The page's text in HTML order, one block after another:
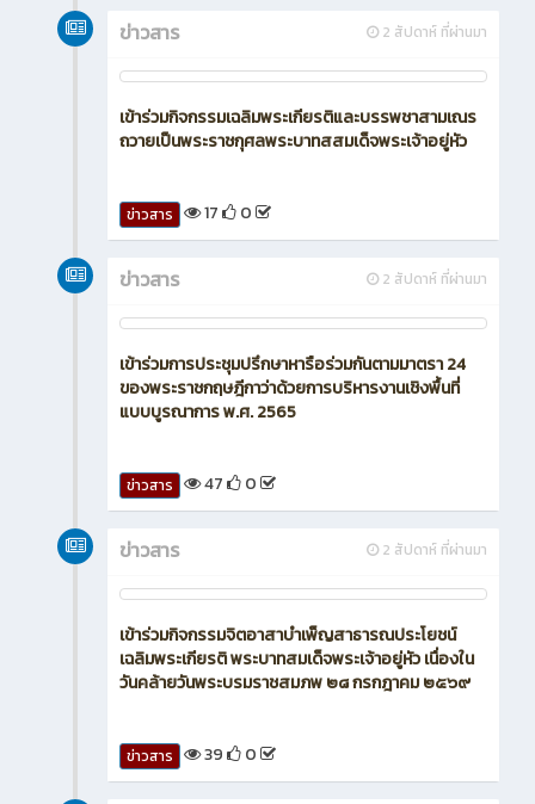
2 สัปดาห์ ที่ผ่านมา
ข่าวสาร
เข้าร่วมกิจกรรมเฉลิมพระเกียรติและบรรพชาสามเณร
ถวายเป็นพระราชกุศลพระบาทสสมเด็จพระเจ้าอยู่หัว
ข่าวสาร 17 0
2 สัปดาห์ ที่ผ่านมา
ข่าวสาร
เข้าร่วมการประชุมปรึกษาหารือร่วมกันตามมาตรา 24
ของพระราชกฤษฎีกาว่าด้วยการบริหารงานเชิงพื้นที่
แบบบูรณาการ พ.ศ. 2565
ข่าวสาร 47 0
2 สัปดาห์ ที่ผ่านมา
ข่าวสาร
เข้าร่วมกิจกรรมจิตอาสาบำเพ็ญสาธารณประโยชน์
เฉลิมพระเกียรติ พระบาทสมเด็จพระเจ้าอยู่หัว เนื่องใน
วันคล้ายวันพระบรมราชสมภพ ๒๘ กรกฎาคม ๒๕๖๙
ข่าวสาร 39 0